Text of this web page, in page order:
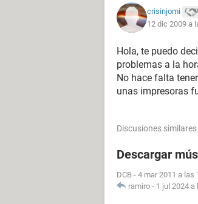
crisinjomi
12 dic 2009 a
Hola, te puedo
problemas a la
No hace falta
unas impresoras
Discusiones similares
Descargar
DCB - 4 mar 2011 a las
ramiro - 1 jul 2024 a